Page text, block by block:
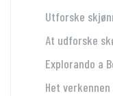
Utforske
At udforske
Explorando a
Het